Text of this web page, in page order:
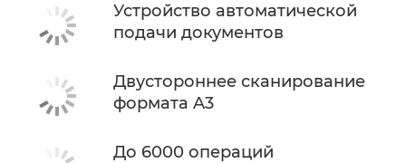
Устройство автоматической
подачи документов
Двустороннее сканирование
формата A3
До 6000 операций